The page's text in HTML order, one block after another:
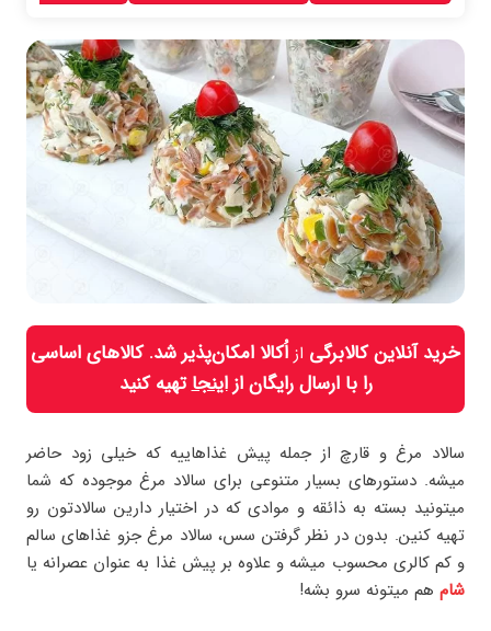
خرید آنلاین کالابرگی از اُکالا امکان‌پذیر شد. کالاهای اساسی
را با ارسال رایگان ازاینجاتهیه کنید
سالاد مرغ و قارچ از جمله پیش غذاهاییه که خیلی زود حاضر
میشه. دستور‌های بسیار متنوعی برای سالاد مرغ موجوده که شما
میتونید بسته به ذائقه و موادی که در اختیار دارین سالادتون رو
تهیه کنین. بدون در نظر گرفتن سس، سالاد مرغ جزو غذاهای سالم
و کم کالری محسوب میشه و علاوه بر پیش غذا به عنوان عصرانه یا
شام هم میتونه سرو بشه!